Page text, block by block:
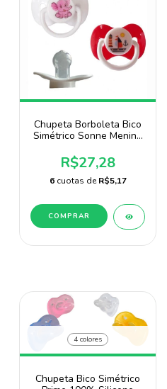
Chupeta Borboleta Bico
Simétrico Sonne Menina
R$27,28
6 cuotas deR$5,17
COMPRAR
4 colores
Chupeta Bico Simétrico